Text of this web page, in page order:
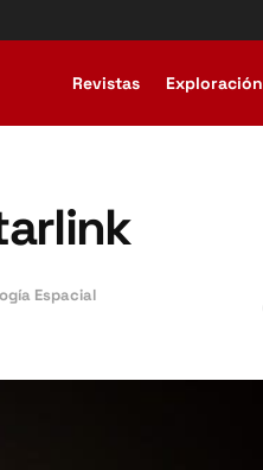
Revistas Exploración
Espacial